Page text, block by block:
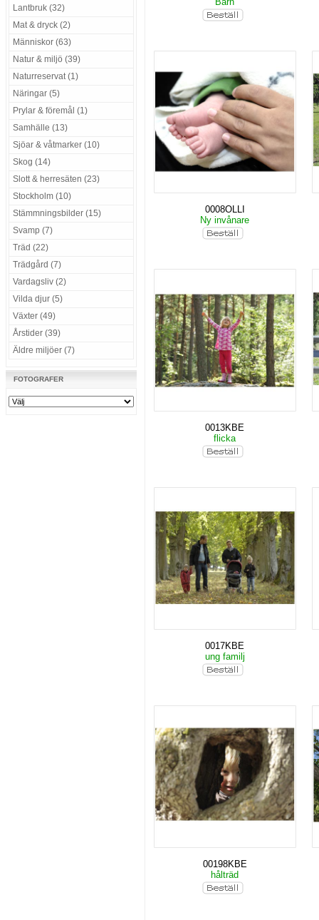
Lantbruk (32)
Mat & dryck (2)
Människor (63)
Natur & miljö (39)
Naturreservat (1)
Näringar (5)
Prylar & föremål (1)
Samhälle (13)
Sjöar & våtmarker (10)
Skog (14)
Slott & herresäten (23)
Stockholm (10)
Stämmningsbilder (15)
Svamp (7)
Träd (22)
Trädgård (7)
Vardagsliv (2)
Vilda djur (5)
Växter (49)
Årstider (39)
Äldre miljöer (7)
FOTOGRAFER
0008OLLI
Ny invånare
0013KBE
flicka
0017KBE
ung familj
00198KBE
hålträd